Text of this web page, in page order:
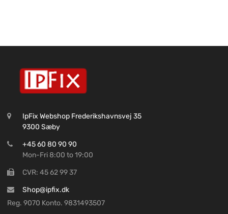
IpFix Webshop Frederikshavnsvej 35
9300 Sæby
+45 60 80 90 90
Mon-Fri 8:00 to 19:00
CVR: 45 62 99 37
Shop@ipfix.dk
Reg. 9070 Konto. 9831493507